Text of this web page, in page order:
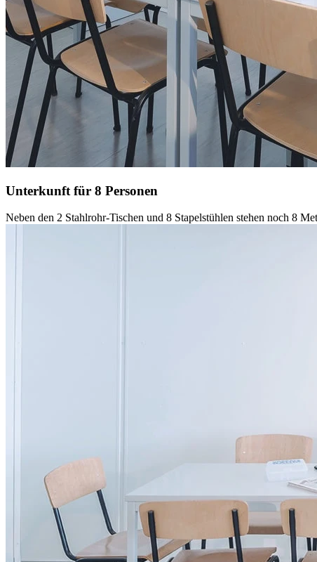
Unterkunft für 8 Personen
Neben den 2 Stahlrohr-Tischen und 8 Stapelstühlen stehen noch 8